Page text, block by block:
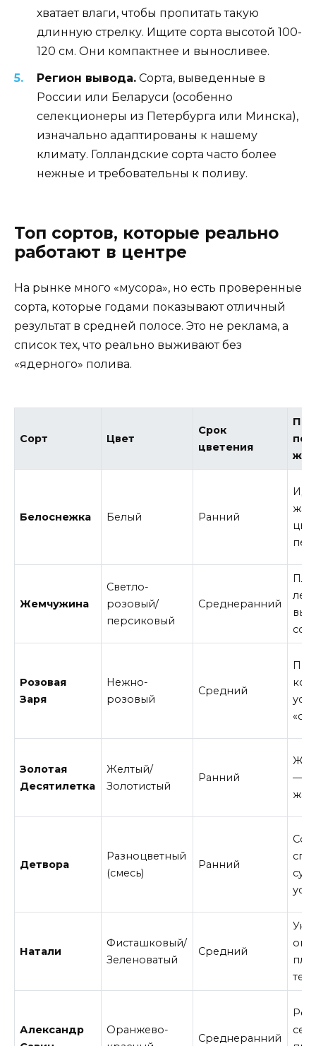
хватает влаги, чтобы пропитать такую
длинную стрелку. Ищите сорта высотой 100-
120 см. Они компактнее и выносливее.
Регион вывода. Сорта, выведенные в
России или Беларуси (особенно
селекционеры из Петербурга или Минска),
изначально адаптированы к нашему
климату. Голландские сорта часто более
нежные и требовательны к поливу.
Топ сортов, которые реально
работают в центре
На рынке много «мусора», но есть проверенные
сорта, которые годами показывают отличный
результат в средней полосе. Это не реклама, а
список тех, что реально выживают без
«ядерного» полива.
Сорт Цвет
Срок
цветения
Белоснежка Белый Ранний
Жемчужина
Светло-
розовый/
персиковый
Среднеранний
Розовая
Заря
Нежно-
розовый
Средний
Золотая
Десятилетка
Желтый/
Золотистый
Ранний
—
Детвора
Разноцветный
(смесь)
Ранний
Натали
Фисташковый/
Зеленоватый
Средний
Александр
Оранжево-
Среднеранний